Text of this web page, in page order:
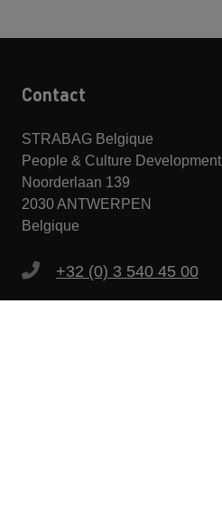
Contact
STRABAG Belgique
People & Culture Development
Noorderlaan 139
2030 ANTWERPEN
Belgique
+32 (0) 3 540 45 00